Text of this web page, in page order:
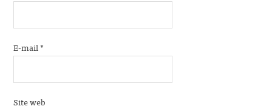
E-mail*
Site web